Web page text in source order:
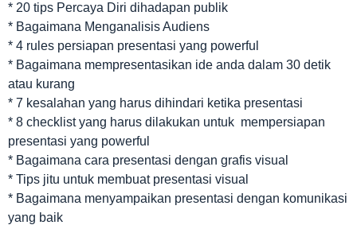
* 20 tips Percaya Diri dihadapan publik
* Bagaimana Menganalisis Audiens
* 4 rules persiapan presentasi yang powerful
* Bagaimana mempresentasikan ide anda dalam 30 detik
atau kurang
* 7 kesalahan yang harus dihindari ketika presentasi
* 8 checklist yang harus dilakukan untuk mempersiapan
presentasi yang powerful
* Bagaimana cara presentasi dengan grafis visual
* Tips jitu untuk membuat presentasi visual
* Bagaimana menyampaikan presentasi dengan komunikasi
yang baik